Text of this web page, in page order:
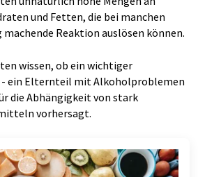
und Fetten, die bei manchen
machende Reaktion auslösen können.
wissen, ob ein wichtiger
ein Elternteil mit Alkoholproblemen
die Abhängigkeit von stark
vorhersagt.